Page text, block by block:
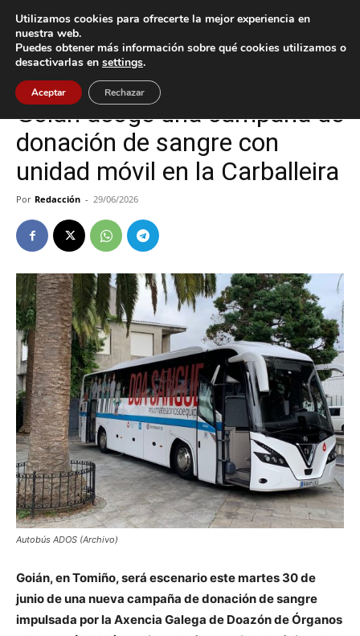
Inicio Tomiño
Tomiño
Goián acoge una campaña de
donación de sangre con
unidad móvil en la Carballeira
Por Redacción - 29/06/2026
Autobús ADOS (Archivo)
Goián, en Tomiño, será escenario este martes 30 de
junio de una nueva campaña de donación de sangre
impulsada por la Axencia Galega de Doazón de Órganos
Utilizamos cookies para ofrecerte la mejor experiencia en
nuestra web.
Puedes obtener más información sobre qué cookies utilizamos o
desactivarlas en settings.
Aceptar Rechazar